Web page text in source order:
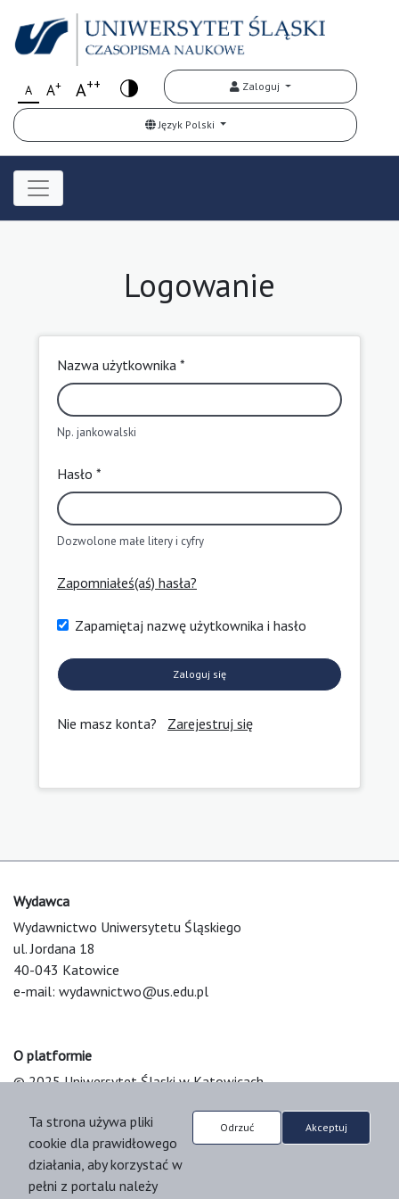
A A+ A++ Zaloguj
Język Polski
Logowanie
Nazwa użytkownika *
Np. jankowalski
Hasło *
Dozwolone małe litery i cyfry
Zapomniałeś(aś) hasła?
Zapamiętaj nazwę użytkownika i hasło
Zaloguj się
Nie masz konta? Zarejestruj się
Wydawca
Wydawnictwo Uniwersytetu Śląskiego
ul. Jordana 18
40-043 Katowice
e-mail: wydawnictwo@us.edu.pl
O platformie
© 2025 Uniwersytet Śląski w Katowicach
Platform & Workflow by OJS/PKP
Ta strona używa pliki
cookie dla prawidłowego
działania, aby korzystać w
pełni z portalu należy
Odrzuć Akceptuj